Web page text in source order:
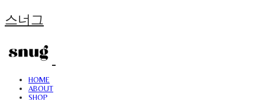
스너그
HOME
ABOUT
SHOP